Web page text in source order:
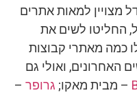
מצויין למאות אתרים
החליטו לשים את
כמה מאתרי קבוצות
האחרונים, ואולי גם
– מבית מאקו; גרופר –